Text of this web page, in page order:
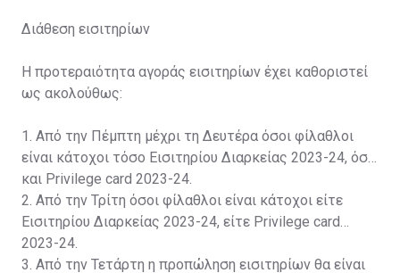
Διάθεση εισιτηρίων
Η προτεραιότητα αγοράς εισιτηρίων έχει καθοριστεί
ως ακολούθως:
1. Από την Πέμπτη μέχρι τη Δευτέρα όσοι φίλαθλοι
είναι κάτοχοι τόσο Εισιτηρίου Διαρκείας 2023-24, όσο
και Privilege card 2023-24.
2. Από την Τρίτη όσοι φίλαθλοι είναι κάτοχοι είτε
Εισιτηρίου Διαρκείας 2023-24, είτε Privilege card
2023-24.
3. Από την Τετάρτη η προπώληση εισιτηρίων θα είναι